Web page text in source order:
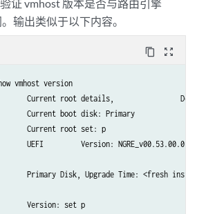
证 vmhost 版本是否与路由引擎
。输出类似于以下内容。
content_copy zoom_out_map
vmhost version
details, 		Device sda, Label: jrootp_P, Partition: sda3
Current boot disk: Primary
Current root set: p
NGRE_v00.53.00.01
Primary Disk, Upgrade Time: <fresh
Version: set p